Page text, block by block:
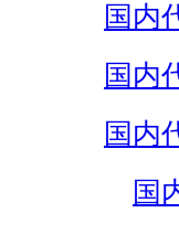
国内
国内
国内
国